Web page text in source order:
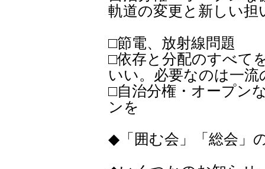
軌道の変更と新しい担
□節電、放射線問題
□依存と分配のすべて
いい。必要なのは一流
□自治分権・オープン
ンを
◆「囲む会」「総会」